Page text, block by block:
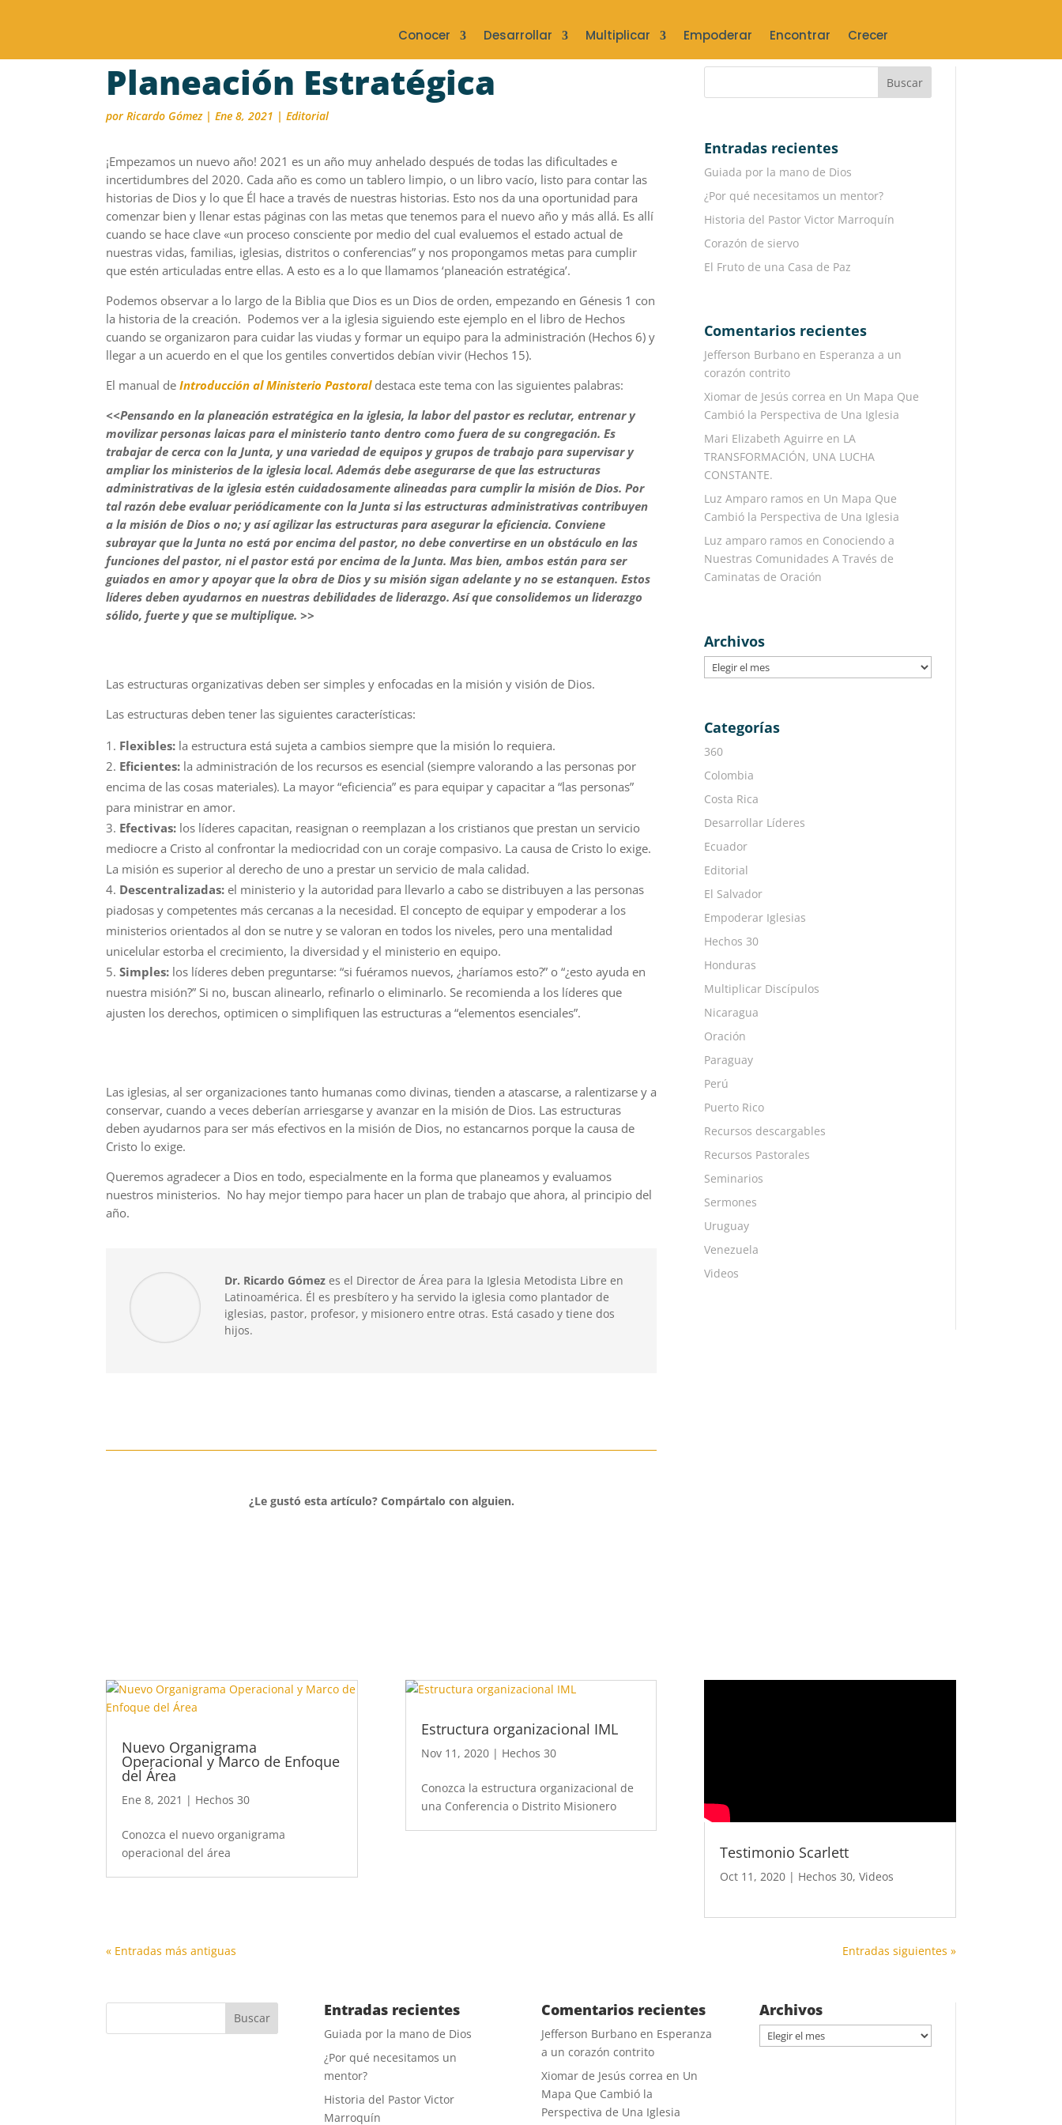
Conocer Desarrollar Multiplicar Empoderar Encontrar Crecer
Planeación Estratégica
porRicardo Gómez|Ene 8, 2021 |Editorial
¡Empezamos un nuevo año! 2021 es un año muy anhelado después de todas las dificultades e
incertidumbres del 2020. Cada año es como un tablero limpio, o un libro vacío, listo para contar las
historias de Dios y lo que Él hace a través de nuestras historias. Esto nos da una oportunidad para
comenzar bien y llenar estas páginas con las metas que tenemos para el nuevo año y más allá. Es allí
cuando se hace clave «un proceso consciente por medio del cual evaluemos el estadoactual de
nuestras vidas, familias, iglesias, distritos o conferencias” y nos propongamos metas para cumplir
que estén articuladas entre ellas. A esto es a lo que llamamos ‘planeación estratégica’.
Podemos observar a lo largo de la Biblia que Dios es un Dios de orden, empezando en Génesis 1 con
la historia de la creación. Podemos ver a la iglesia siguiendo este ejemplo en el libro de Hechos
cuando se organizaron para cuidar las viudas y formar un equipo para la administración (Hechos 6) y
llegar a un acuerdo en el que los gentiles convertidos debían vivir (Hechos 15).
El manual deIntroducciónalMinisterio Pastoraldestaca este tema con las siguientes palabras:
<<Pensando en la planeación estratégica en la iglesia, la labor del pastor es reclutar, entrenar y
movilizar personas laicas para el ministerio tanto dentro como fuera de su congregación. Es
trabajar de cerca con la Junta, y una variedad de equipos y grupos de trabajo para supervisar y
ampliar los ministerios de la iglesia local. Además debe asegurarse de que las estructuras
administrativas de la iglesia estén cuidadosamente alineadas para cumplir la misión de Dios. Por
tal razón debe evaluar periódicamente con la Junta si las estructuras administrativas contribuyen
a la misión de Dios o no; y así agilizar las estructuras para asegurar la eficiencia. Conviene
subrayar que la Junta no está por encima del pastor, no debe convertirse en un obstáculo en las
funciones del pastor, ni el pastor está por encima de la Junta. Mas bien, ambos están para ser
guiados en amor y apoyar que la obra de Dios y su misión sigan adelante y no se estanquen. Estos
líderes deben ayudarnos en nuestras debilidades de liderazgo. Así que consolidemos un liderazgo
sólido, fuerte y que se multiplique. >>
Las estructuras organizativas deben ser simples y enfocadas en la misión yvisión de Dios.
Las estructuras deben tener las siguientes características:
Flexibles: la estructura está sujeta a cambios siempre que la misión lo requiera.
Eficientes: laadministración de los recursos es esencial (siempre valorando a las personas por
encima de las cosas materiales). La mayor “eficiencia” es para equipar y capacitar a “las personas”
para ministrar en amor.
Efectivas: los líderes capacitan, reasignan o reemplazan a los cristianos que prestan un servicio
mediocre a Cristo al confrontar la mediocridad con un coraje compasivo. La causa de Cristo lo exige.
La misión es superior al derecho de uno a prestar un servicio de mala calidad.
Descentralizadas: el ministerio y la autoridad para llevarlo a cabo se distribuyen a las personas
piadosas y competentes más cercanas a la necesidad. El concepto de equipar y empoderar a los
ministerios orientados al don se nutre y se valoran en todos los niveles, pero una mentalidad
unicelular estorba el crecimiento, la diversidad y el ministerio en equipo.
Simples: los líderes deben preguntarse: “sifuéramos nuevos, ¿haríamos esto?” o “¿esto ayuda en
nuestra misión?” Si no, buscan alinearlo, refinarlo o eliminarlo. Se recomienda a los líderes que
ajusten los derechos, optimicen o simplifiquen las estructuras a “elementos esenciales”.
Las iglesias, al ser organizaciones tanto humanas como divinas, tienden a atascarse, a ralentizarse y a
conservar, cuando a veces deberían arriesgarse y avanzar en la misión de Dios. Las estructuras
deben ayudarnos para ser más efectivos en la misión de Dios, no estancarnos porque la causa de
Cristo lo exige.
Queremos agradecer a Dios en todo, especialmente en la forma que planeamos y evaluamos
nuestros ministerios. No hay mejor tiempo para hacer un plan de trabajo que ahora, al principio del
año.
Dr. Ricardo Gómez es el Director de Área para la Iglesia Metodista Libre en
Latinoamérica. Él es presbítero y ha servido la iglesia como plantador de
iglesias, pastor, profesor, y misionero entre otras. Está casado y tiene dos
hijos.
¿Le gustó esta artículo? Compártalo con alguien.
Entradas recientes
Guiada por la mano de Dios
¿Por qué necesitamos un mentor?
Historia del Pastor Victor Marroquín
Corazón de siervo
El Fruto de una Casa de Paz
Comentarios recientes
Jefferson Burbanoen Esperanza a un
corazón contrito
Xiomar de Jesús correa en Un Mapa Que
Cambió la Perspectiva de Una Iglesia
Mari Elizabeth Aguirre en LA
TRANSFORMACIÓN, UNA LUCHA
CONSTANTE.
Luz Amparo ramos en Un Mapa Que
Cambió la Perspectiva de Una Iglesia
Luz amparo ramos en Conociendo a
Nuestras Comunidades A Través de
Caminatas de Oración
Archivos
Archivos
Categorías
360
Colombia
Costa Rica
Desarrollar Líderes
Ecuador
Editorial
El Salvador
Empoderar Iglesias
Hechos 30
Honduras
Multiplicar Discípulos
Nicaragua
Oración
Paraguay
Perú
Puerto Rico
Recursos descargables
Recursos Pastorales
Seminarios
Sermones
Uruguay
Venezuela
Videos
Nuevo Organigrama
Operacional y Marco de Enfoque
del Área
Ene 8, 2021 | Hechos 30
Conozca el nuevo organigrama
operacional del área
Estructura organizacional IML
Nov 11, 2020| Hechos 30
Conozca la estructura organizacional de
una Conferencia o Distrito Misionero
Testimonio Scarlett
Oct 11, 2020| Hechos 30, Videos
« Entradas más antiguas Entradas siguientes »
Entradas recientes
Guiada por la mano de Dios
¿Por qué necesitamos un
mentor?
Historia del Pastor Victor
Marroquín
Comentarios recientes
Jefferson Burbano en Esperanza
a un corazón contrito
Xiomar de Jesús correa en Un
Mapa Que Cambió la
Perspectiva de Una Iglesia
Archivos
Archivos